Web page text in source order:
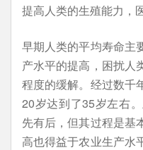
提高人类的生殖能力，
早期人类的平均寿命主
产水平的提高，困扰人
程度的缓解。经过数千
20岁达到了35岁左右
先有后，但其过程是基
高也得益于农业生产水